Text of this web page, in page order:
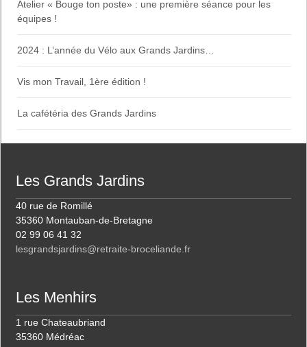
Atelier « Bouge ton poste» : une première séance pour les
équipes !
2024 : L’année du Vélo aux Grands Jardins…
Vis mon Travail, 1ère édition !
La cafétéria des Grands Jardins
Les Grands Jardins
40 rue de Romillé
35360 Montauban-de-Bretagne
02 99 06 41 32
lesgrandsjardins@retraite-broceliande.fr
Les Menhirs
1 rue Chateaubriand
35360 Médréac